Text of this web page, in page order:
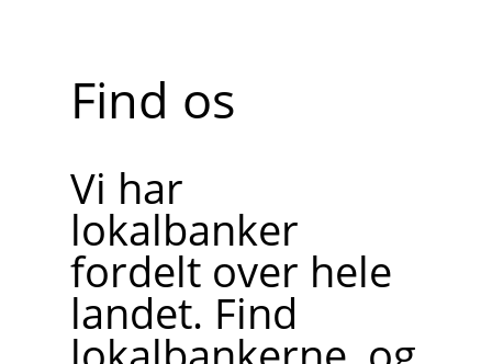
Find os
Vi har
lokalbanker
fordelt over hele
landet. Find